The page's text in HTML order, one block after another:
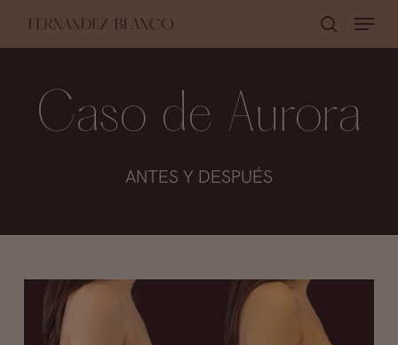
content
Menu
Caso de Aurora
ANTES Y DESPUÉS